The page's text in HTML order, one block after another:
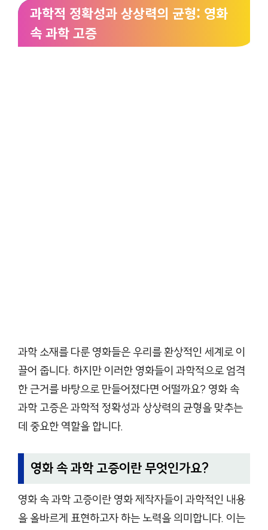
과학적 정확성과 상상력의 균형: 영화
속 과학 고증
과학 소재를 다룬 영화들은 우리를 환상적인 세계로 이
끌어 줍니다. 하지만 이러한 영화들이 과학적으로 엄격
한 근거를 바탕으로 만들어졌다면 어떨까요? 영화 속
과학 고증은 과학적 정확성과 상상력의 균형을 맞추는
데 중요한 역할을 합니다.
영화 속 과학 고증이란 무엇인가요?
영화 속 과학 고증이란 영화 제작자들이 과학적인 내용
을 올바르게 표현하고자 하는 노력을 의미합니다. 이는